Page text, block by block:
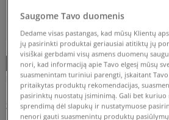
PRITAIKYTAS REGULIARUS
-10% UŽ MAŽ. 70 €, KODAS: SALE
ELLESSE TAMPRĖS ORNELLLI
LEGGING OFF WHT
moterims
60 €
24 €
-10% UŽ
NIKE
45
29 €
Saugome Tavo duomenis
Dedame visas pastangas, kad mūsų Klientų
jų pasirinkti produktai geriausiai atitiktų jų
visiškai gerbdami visų asmens duomenų
nori, kad informaciją apie Tavo elgesį mūsų
suasmenintam turiniui parengti, įskaitant
pritaikytas produktų rekomendacijas,
pasirinktų nuostatų įsiminimą. Gali bet kuriuo
sprendimą dėl slapukų ir nustatymuose
nenori gauti suasmenintų produktų